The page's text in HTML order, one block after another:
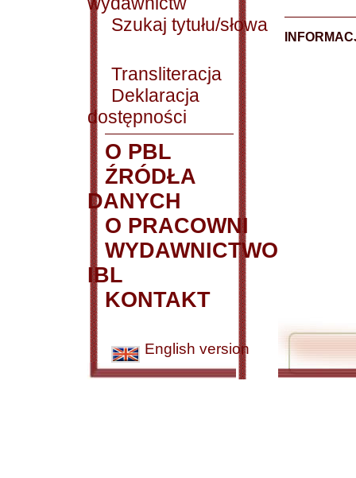
Szukaj tytułu/słowa
Transliteracja
Deklaracja
dostępności
O PBL
ŹRÓDŁA
DANYCH
O PRACOWNI
WYDAWNICTWO
IBL
KONTAKT
English version